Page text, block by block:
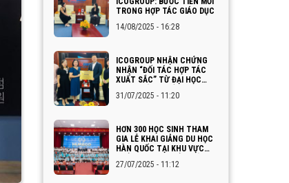
TRONG HỢP TÁC GIÁO DỤC
14/08/2025 - 16:28
ICOGROUP NHẬN CHỨNG
NHẬN “ĐỐI TÁC HỢP TÁC
XUẤT SẮC” TỪ ĐẠI HỌC
31/07/2025 - 11:20
HƠN 300 HỌC SINH THAM
GIA LỄ KHAI GIẢNG DU HỌC
HÀN QUỐC TẠI KHU VỰC
27/07/2025 - 11:12